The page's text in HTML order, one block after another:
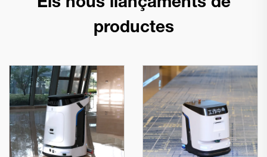
Els nous llançaments de
productes